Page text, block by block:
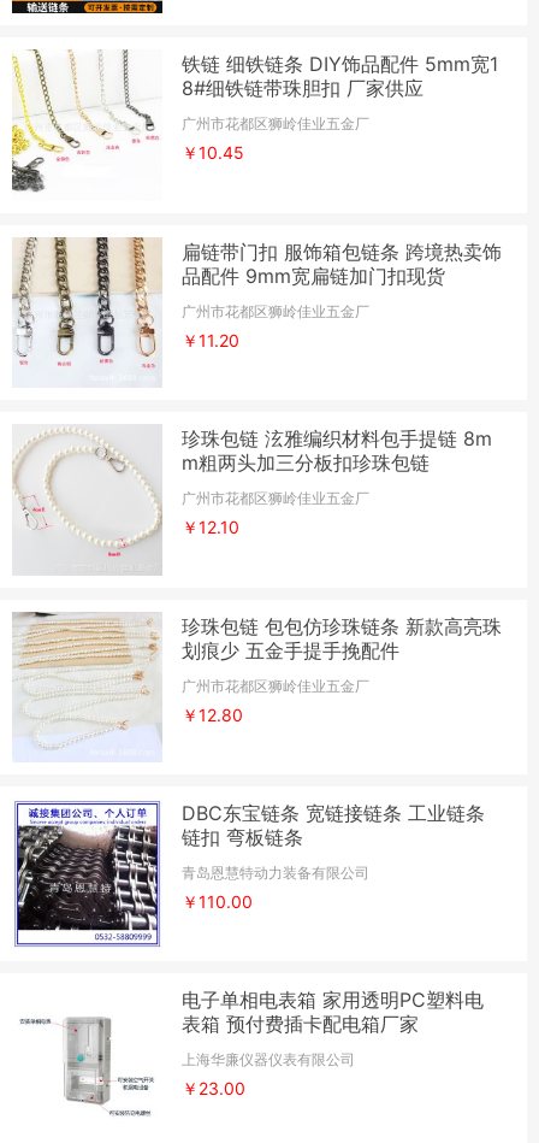
铁链 细铁链条 DIY饰品配件 5mm宽1
8#细铁链带珠胆扣 厂家供应
广州市花都区狮岭佳业五金厂
￥10.45
扁链带门扣 服饰箱包链条 跨境热卖饰
品配件 9mm宽扁链加门扣现货
广州市花都区狮岭佳业五金厂
￥11.20
珍珠包链 泫雅编织材料包手提链 8m
m粗两头加三分板扣珍珠包链
广州市花都区狮岭佳业五金厂
￥12.10
珍珠包链 包包仿珍珠链条 新款高亮珠
划痕少 五金手提手挽配件
广州市花都区狮岭佳业五金厂
￥12.80
DBC东宝链条 宽链接链条 工业链条
链扣 弯板链条
青岛恩慧特动力装备有限公司
￥110.00
电子单相电表箱 家用透明PC塑料电
表箱 预付费插卡配电箱厂家
上海华廉仪器仪表有限公司
￥23.00